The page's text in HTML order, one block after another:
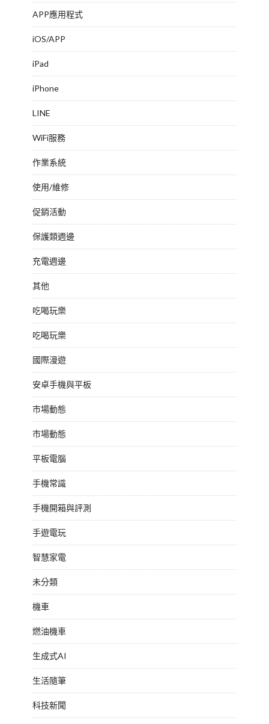
APP應用程式
iOS/APP
iPad
iPhone
LINE
WiFi服務
作業系統
使用/維修
促銷活動
保護類週邊
充電週邊
其他
吃喝玩樂
吃喝玩樂
國際漫遊
安卓手機與平板
市場動態
市場動態
平板電腦
手機常識
手機開箱與評測
手遊電玩
智慧家電
未分類
機車
燃油機車
生成式AI
生活隨筆
科技新聞